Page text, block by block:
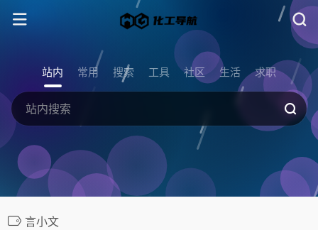
站内 常用 搜索 工具 社区 生活 求职
言小文